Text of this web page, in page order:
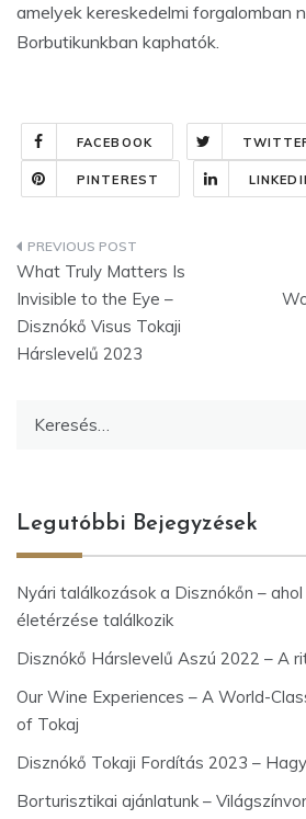
amelyek kereskedelmi forgalomban
Borbutikunkban kaphatók.
FACEBOOK
PINTEREST
Bejegyzés
navigáció
What Truly Matters Is
Invisible to the Eye –
Disznókő Visus Tokaji
Hárslevelű 2023
Legutóbbi Bejegyzések
Nyári találkozások a Disznókőn –
életérzése találkozik
Disznókő Hárslevelű Aszú 2022 – A
Our Wine Experiences – A World-
of Tokaj
Disznókő Tokaji Fordítás 2023 –
Borturisztikai ajánlatunk –